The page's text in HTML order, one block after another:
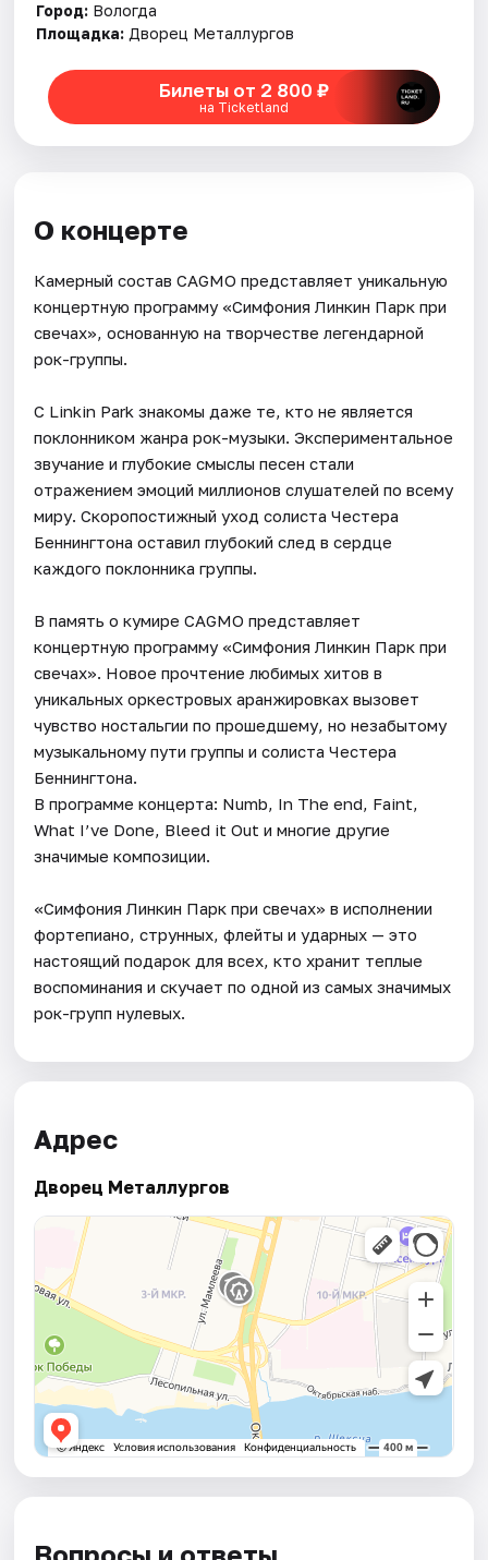
Город: Вологда
Площадка: Дворец Металлургов
Билеты от 2 800 ₽
на Ticketland
О концерте
Камерный состав CAGMO представляет уникальную
концертную программу «Симфония Линкин Парк при
свечах», основанную на творчестве легендарной
рок-группы.
С Linkin Park знакомы даже те, кто не является
поклонником жанра рок-музыки. Экспериментальное
звучание и глубокие смыслы песен стали
отражением эмоций миллионов слушателей по всему
миру. Скоропостижный уход солиста Честера
Беннингтона оставил глубокий след в сердце
каждого поклонника группы.
В память о кумире CAGMO представляет
концертную программу «Симфония Линкин Парк при
свечах». Новое прочтение любимых хитов в
уникальных оркестровых аранжировках вызовет
чувство ностальгии по прошедшему, но незабытому
музыкальному пути группы и солиста Честера
Беннингтона.
В программе концерта: Numb, In The end, Faint,
What I’ve Done, Bleed it Out и многие другие
значимые композиции.
«Симфония Линкин Парк при свечах» в исполнении
фортепиано, струнных, флейты и ударных — это
настоящий подарок для всех, кто хранит теплые
воспоминания и скучает по одной из самых значимых
рок-групп нулевых.
Адрес
Дворец Металлургов
Вопросы и ответы